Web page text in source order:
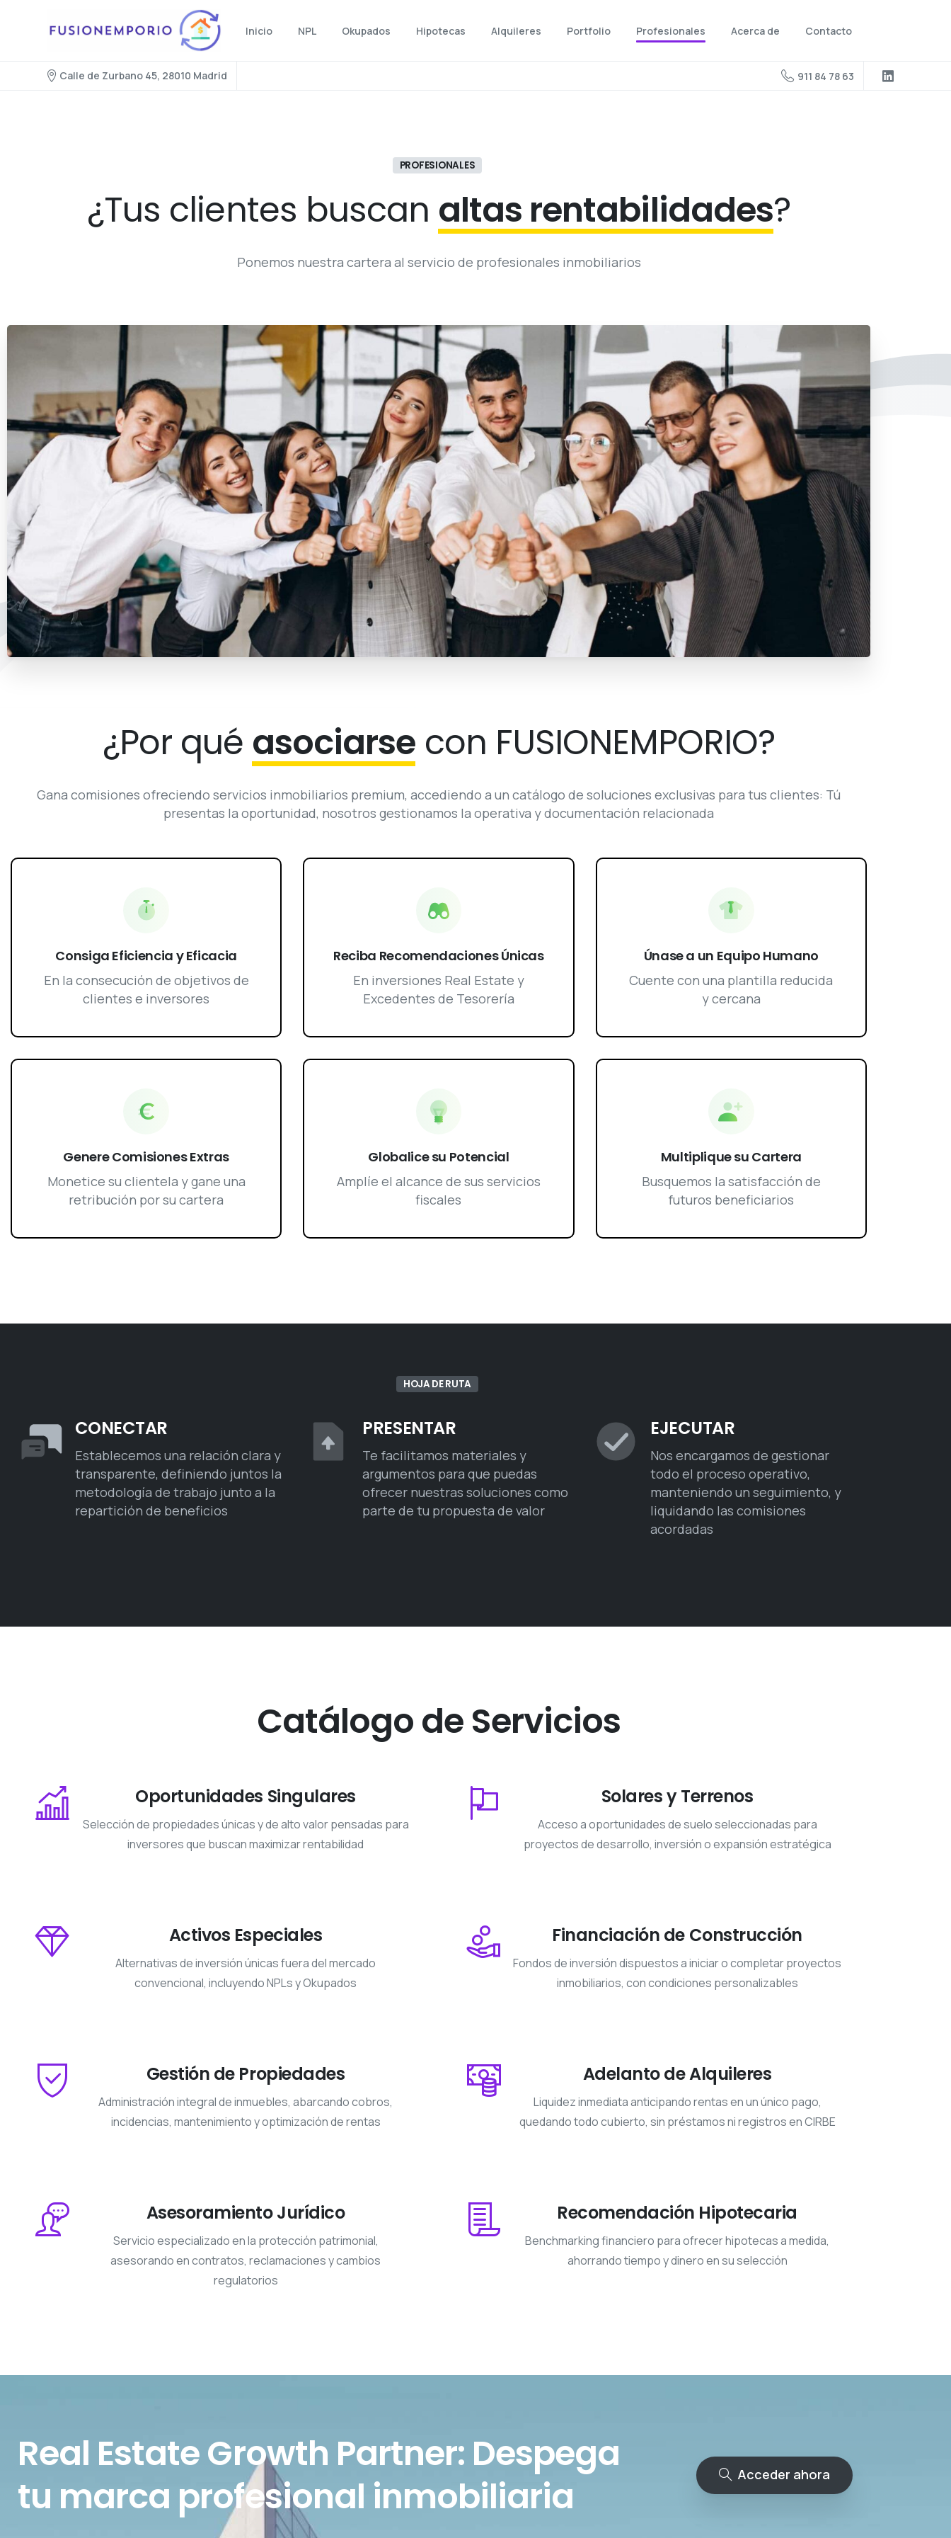
Inicio NPL Okupados Hipotecas Alquileres Portfolio Profesionales Acerca de Contacto
Calle de Zurbano 45, 28010 Madrid 911 84 78 63
PROFESIONALES
¿Tus clientes buscan altas rentabilidades?
Ponemos nuestra cartera al servicio de profesionales inmobiliarios
¿Por qué asociarse con FUSIONEMPORIO?
Gana comisiones ofreciendo servicios inmobiliarios premium, accediendo a un catálogo de soluciones exclusivas para tus clientes: Tú
presentas la oportunidad, nosotros gestionamos la operativa y documentación relacionada
Consiga Eficiencia y Eficacia
En la consecución de objetivos de
clientes e inversores
Genere Comisiones Extras
Monetice su clientela y gane una
retribución por su cartera
Reciba Recomendaciones Únicas
En inversiones Real Estate y
Excedentes de Tesorería
Globalice su Potencial
Amplíe el alcance de sus servicios
fiscales
Únase a un Equipo Humano
Cuente con una plantilla reducida
y cercana
Multiplique su Cartera
Busquemos la satisfacción de
futuros beneficiarios
HOJA DE RUTA
CONECTAR
Establecemos una relación clara y
transparente, definiendo juntos la
metodología de trabajo junto a la
repartición de beneficios
PRESENTAR
Te facilitamos materiales y
argumentos para que puedas
ofrecer nuestras soluciones como
parte de tu propuesta de valor
EJECUTAR
Nos encargamos de gestionar
todo el proceso operativo,
manteniendo un seguimiento, y
liquidando las comisiones
acordadas
CatálogodeServicios
Oportunidades Singulares
Selección de propiedades únicas y de alto valor pensadas para
inversores que buscan maximizar rentabilidad
Solares y Terrenos
Acceso a oportunidades de suelo seleccionadas para
proyectos de desarrollo, inversión o expansión estratégica
Activos Especiales
Alternativas de inversión únicas fuera del mercado
convencional, incluyendo NPLs y Okupados
Financiación de Construcción
Fondos de inversión dispuestos a iniciar o completar proyectos
inmobiliarios, con condiciones personalizables
Gestión de Propiedades
Administración integral de inmuebles, abarcando cobros,
incidencias, mantenimiento y optimización de rentas
Adelanto de Alquileres
Liquidez inmediata anticipando rentas en un único pago,
quedando todo cubierto, sin préstamos ni registros en CIRBE
Asesoramiento Jurídico
Servicio especializado en la protección patrimonial,
asesorando en contratos, reclamaciones y cambios
regulatorios
Recomendación Hipotecaria
Benchmarking financiero para ofrecer hipotecas a medida,
ahorrando tiempo y dinero en su selección
Real Estate Growth Partner: Despega
tu marca profesional inmobiliaria
Acceder ahora